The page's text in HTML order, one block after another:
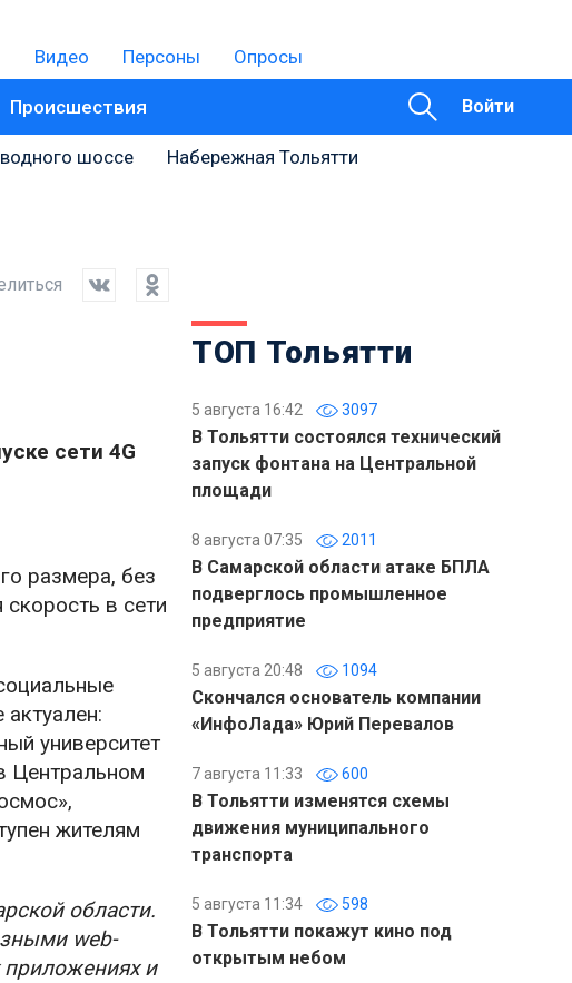
Видео Персоны Опросы
Происшествия Войти
шоссе
Набережная Тольятти
сети 4G
размера, без
в сети
университет
Центральном
жителям
области.
web-
приложениях и
ТОП Тольятти
5 августа 16:42 3097
В Тольятти состоялся технический
запуск фонтана на Центральной
площади
8 августа 07:35 2011
В Самарской области атаке БПЛА
подверглось промышленное
предприятие
5 августа 20:48 1094
Скончался основатель компании
«ИнфоЛада» Юрий Перевалов
7 августа 11:33 600
В Тольятти изменятся схемы
движения муниципального
транспорта
5 августа 11:34 598
В Тольятти покажут кино под
открытым небом